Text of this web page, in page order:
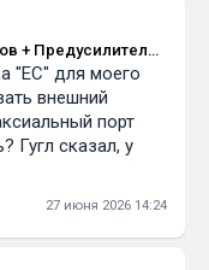
+ Предусилитель
"EC" для моего
внешний
порт
Гугл сказал, у
27 июня 2026 14:24